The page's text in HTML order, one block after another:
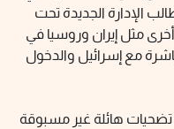
الإدارة الجديدة تحت
مثل إيران وروسيا في
مع إسرائيل والدخول
تضحيات هائلة غير مسبوقة